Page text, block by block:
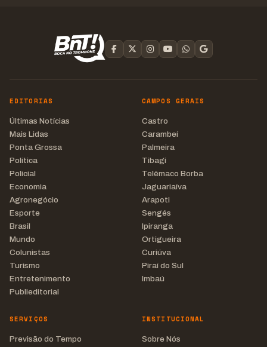
EDITORIAS
Últimas Notícias
Mais Lidas
Ponta Grossa
Política
Policial
Economia
Agronegócio
Esporte
Brasil
Mundo
Colunistas
Turismo
Entretenimento
Publieditorial
CAMPOS GERAIS
Castro
Carambeí
Palmeira
Tibagi
Telêmaco Borba
Jaguariaíva
Arapoti
Sengés
Ipiranga
Ortigueira
Curiúva
Piraí do Sul
Imbaú
SERVIÇOS
Previsão do Tempo
INSTITUCIONAL
Sobre Nós